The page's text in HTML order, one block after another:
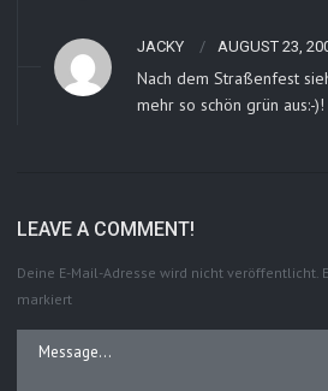
JACKY AUGUST 23,
Nach dem Straßenfest
mehr so schön grün aus:-)!
LEAVE A COMMENT!
Deine E-Mail-Adresse wird nicht veröffentlicht.
markiert